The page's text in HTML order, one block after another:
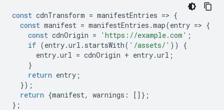
const cdnTransform = manifestEntries => {
const manifest = manifestEntries .map(entry => {
const cdnOrigin = 'https://example.com' ;
if (entry.url . startsWith( '/assets/' ))
{
entry.url = cdnOrigin + entry.url ;
}
return entry ;
});
return {manifest, warnings :
[]};
};